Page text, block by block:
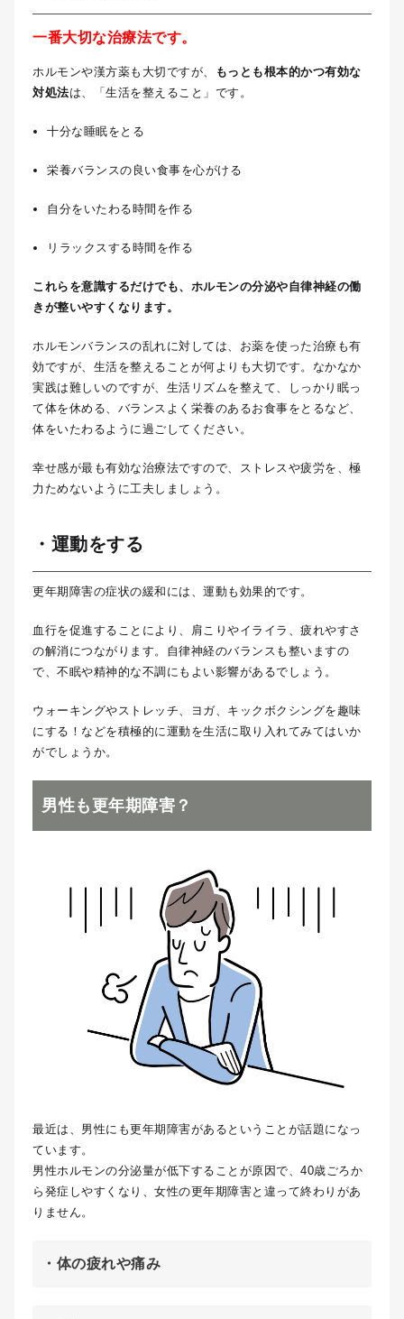
一番大切な治療法です。
ホルモンや漢方薬も大切ですが、
もっとも根本的かつ有効な
対処法は、「生活を整えること」です。
十分な睡眠をとる
栄養バランスの良い食事を心がける
自分をいたわる時間を作る
リラックスする時間を作る
これらを意識するだけでも、ホルモンの分泌や自律神経の働
きが整いやすくなります。
ホルモンバランスの乱れに対しては、お薬を使った治療も有
効ですが、生活を整えることが何よりも大切です。なかなか
実践は難しいのですが、生活リズムを整えて、しっかり眠っ
て体を休める、バランスよく栄養のあるお食事をとるなど、
体をいたわるように過ごしてください。
幸せ感が最も有効な治療法ですので、ストレスや疲労を、極
力ためないように工夫しましょう。
・運動をする
更年期障害の症状の緩和には、運動も効果的です。
血行を促進することにより、肩こりやイライラ、疲れやすさ
の解消につながります。自律神経のバランスも整いますの
で、不眠や精神的な不調にもよい影響があるでしょう。
ウォーキングやストレッチ、ヨガ、キックボクシングを趣味
にする！などを積極的に運動を生活に取り入れてみてはいか
がでしょうか。
男性も更年期障害？
最近は、男性にも更年期障害があるということが話題になっ
ています。
男性ホルモンの分泌量が低下することが原因で、40歳ごろか
ら発症しやすくなり、女性の更年期障害と違って終わりがあ
りません。
・体の疲れや痛み